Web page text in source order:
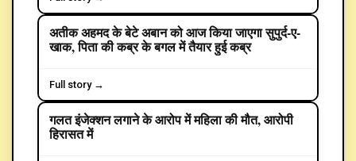
CRIME
अतीक अहमद के बेटे अबान को आज किया जाएगा सुपुर्द-ए-
खाक, पिता की कब्र के बगल में तैयार हुई कब्र
Full story →
CRIME
गलत इंजेक्शन लगाने के आरोप में महिला की मौत, आरोपी
हिरासत में